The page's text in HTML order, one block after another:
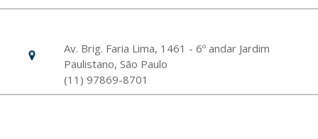
Av. Brig. Faria Lima, 1461 - 6º andar Jardim
Paulistano, São Paulo
(11) 97869-8701